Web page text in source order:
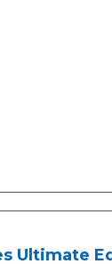
Ultimate